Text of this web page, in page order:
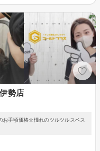
勢店
お手頃価格☆憧れのツルツルスベス